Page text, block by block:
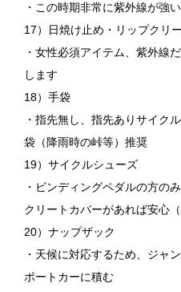
・この時期非常に紫外線が強い
17）日焼け止め・リップクリ
・女性必須アイテム、紫外線
します
18）手袋
・指先無し、指先ありサイク
袋（降雨時の峠等）推奨
19）サイクルシューズ
・ビンディングペダルの方のみ
クリートカバーがあれば安心（
20）ナップザック
・天候に対応するため、ジャ
ポートカーに積む